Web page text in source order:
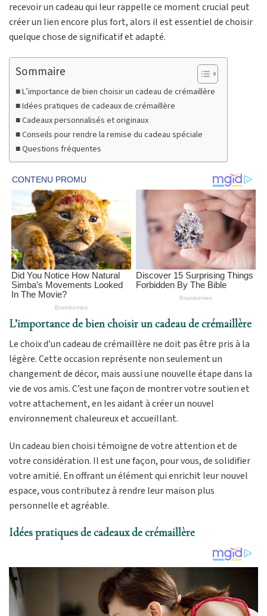
recevoir un cadeau qui leur rappelle ce moment crucial peut
créer un lien encore plus fort, alors il est essentiel de choisir
quelque chose de significatif et adapté.
Sommaire
L’importance de bien choisir un cadeau de crémaillère
Idées pratiques de cadeaux de crémaillère
Cadeaux personnalisés et originaux
Conseils pour rendre la remise du cadeau spéciale
Questions fréquentes
L’importance de bien choisir un cadeau de crémaillère
Le choix d’un cadeau de crémaillère ne doit pas être pris à la
légère. Cette occasion représente non seulement un
changement de décor, mais aussi une nouvelle étape dans la
vie de vos amis. C’est une façon de montrer votre soutien et
votre attachement, en les aidant à créer un nouvel
environnement chaleureux et accueillant.
Un cadeau bien choisi témoigne de votre attention et de
votre considération. Il est une façon, pour vous, de solidifier
votre amitié. En offrant un élément qui enrichit leur nouvel
espace, vous contributez à rendre leur maison plus
personnelle et agréable.
Idées pratiques de cadeaux de crémaillère